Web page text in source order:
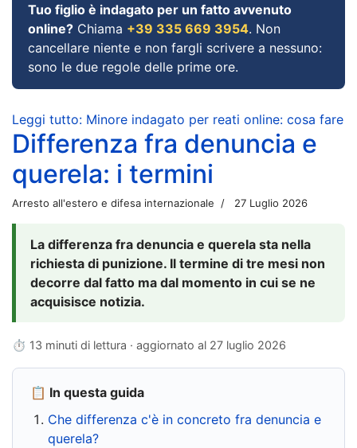
Tuo figlio è indagato per un fatto avvenuto
online? Chiama +39 335 669 3954. Non
cancellare niente e non fargli scrivere a nessuno:
sono le due regole delle prime ore.
Leggi tutto: Minore indagato per reati online: cosa fare
Differenza fra denuncia e
querela: i termini
Arresto all'estero e difesa internazionale 27 Luglio 2026
La differenza fra denuncia e querela sta nella
richiesta di punizione. Il termine di tre mesi non
decorre dal fatto ma dal momento in cui se ne
acquisisce notizia.
⏱ 13 minuti di lettura · aggiornato al 27 luglio 2026
📋 In questa guida
Che differenza c'è in concreto fra denuncia e
querela?